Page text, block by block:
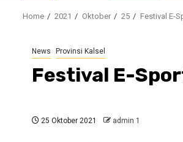
Home 2021 Oktober 25 Festival E-
News Provinsi Kalsel
Festival E-
25 Oktober 2021 admin 1